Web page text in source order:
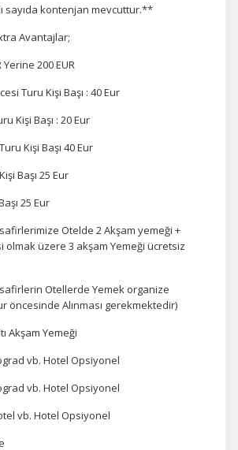
sayıda kontenjan mevcuttur.**
Avantajlar;
Yerine 200 EUR
Turu Kişi Başı : 40 Eur
Kişi Başı : 20 Eur
Kişi Başı 40 Eur
Başı 25 Eur
25 Eur
Otelde 2 Akşam yemeği +
olmak üzere 3 akşam Yemeği ücretsiz
Otellerde Yemek organize
öncesinde Alınması gerekmektedir)
Akşam Yemeği
vb. Hotel Opsiyonel
vb. Hotel Opsiyonel
vb. Hotel Opsiyonel